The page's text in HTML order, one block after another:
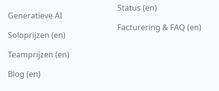
Generatieve AI
Soloprijzen (en)
Teamprijzen (en)
Blog (en)
Status (en)
Facturering & FAQ (en)